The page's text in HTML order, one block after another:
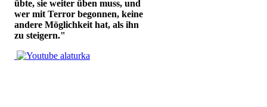
übte, sie weiter üben muss, und
wer mit Terror begonnen, keine
andere Möglichkeit hat, als ihn
zu steigern."